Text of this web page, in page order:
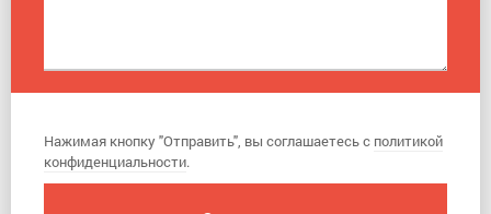
Нажимая кнопку "Отправить", вы соглашаетесь с политикой
конфиденциальности.